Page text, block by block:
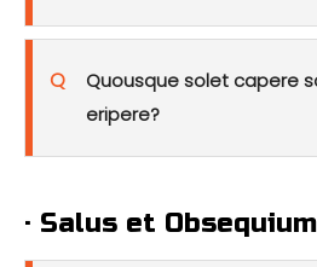
Q
Quousque solet capere
eripere?
· Salus et Obsequium